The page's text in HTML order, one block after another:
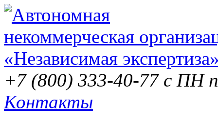
+7 (800) 333-40-77 с ПН
Контакты